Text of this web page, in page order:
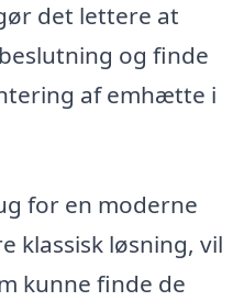
det lettere at
og finde
af emhætte i
for en moderne
klassisk løsning, vil
kunne finde de